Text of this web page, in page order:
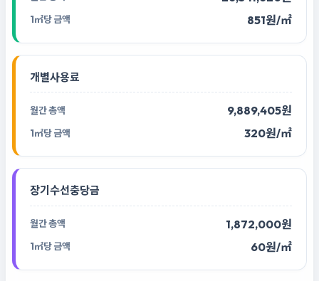
851원/㎡
개별사용료
9,889,405원
320원/㎡
장기수선충당금
1,872,000원
60원/㎡